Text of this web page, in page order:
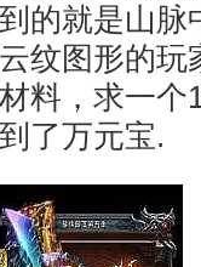
的就是山脉
纹图形的玩
料，求一个
了万元宝.